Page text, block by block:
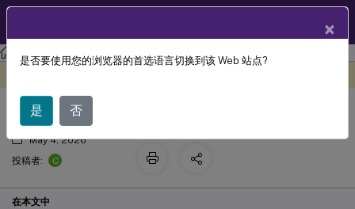
Citrix DaaS
监控和故障排除
May 4, 2026
投稿者:
C
在本文中
×
是否要使用您的浏览器的首选语言切换到该 Web 站点?
是 否